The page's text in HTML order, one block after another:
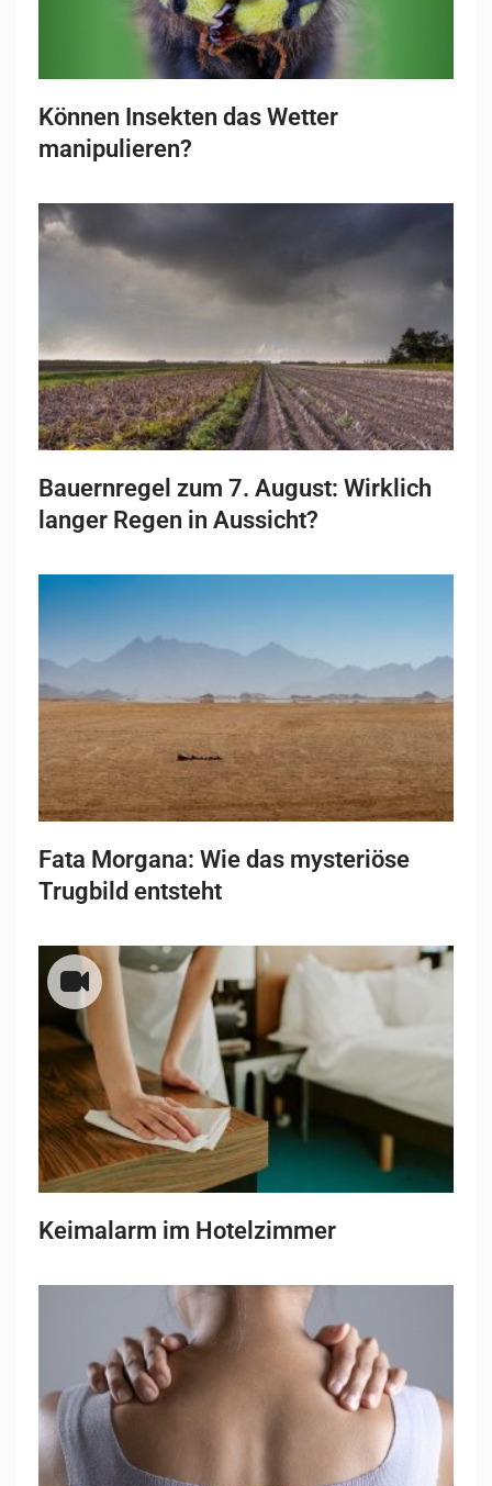
Können Insekten das Wetter
manipulieren?
Bauernregel zum 7. August: Wirklich
langer Regen in Aussicht?
Fata Morgana: Wie das mysteriöse
Trugbild entsteht
Keimalarm im Hotelzimmer